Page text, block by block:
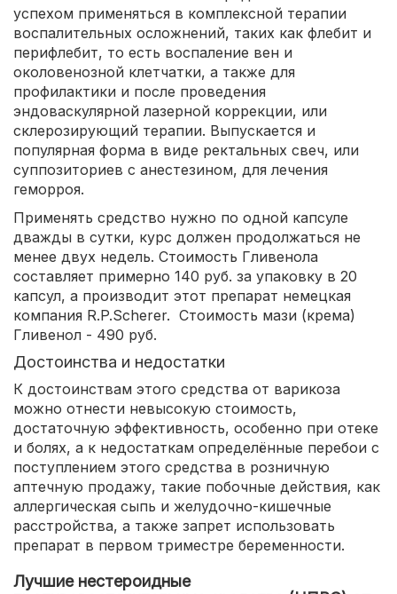
успехом применяться в комплексной терапии
воспалительных осложнений, таких как флебит и
перифлебит, то есть воспаление вен и
околовенозной клетчатки, а также для
профилактики и после проведения
эндоваскулярной лазерной коррекции, или
склерозирующий терапии. Выпускается и
популярная форма в виде ректальных свеч, или
суппозиториев с анестезином, для лечения
геморроя.
Применять средство нужно по одной капсуле
дважды в сутки, курс должен продолжаться не
менее двух недель. Стоимость Гливенола
составляет примерно 140 руб. за упаковку в 20
капсул, а производит этот препарат немецкая
компания R.P.Scherer. Стоимость мази (крема)
Гливенол - 490 руб.
Достоинства и недостатки
К достоинствам этого средства от варикоза
можно отнести невысокую стоимость,
достаточную эффективность, особенно при отеке
и болях, а к недостаткам определённые перебои с
поступлением этого средства в розничную
аптечную продажу, такие побочные действия, как
аллергическая сыпь и желудочно-кишечные
расстройства, а также запрет использовать
препарат в первом триместре беременности.
Лучшие нестероидные